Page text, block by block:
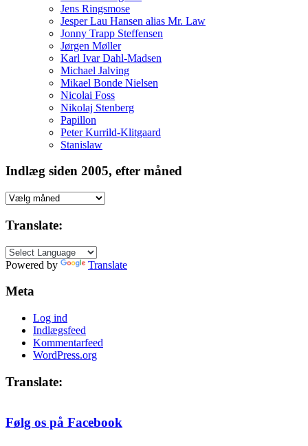
Jens Ringsmose
Jesper Lau Hansen alias Mr. Law
Jonny Trapp Steffensen
Jørgen Møller
Karl Ivar Dahl-Madsen
Michael Jalving
Mikael Bonde Nielsen
Nicolai Foss
Nikolaj Stenberg
Papillon
Peter Kurrild-Klitgaard
Stanislaw
Indlæg siden 2005, efter måned
Indlæg
2005,
måned
Translate:
Powered by Translate
Meta
Log ind
Indlægsfeed
Kommentarfeed
WordPress.org
Translate:
Følg os på Facebook